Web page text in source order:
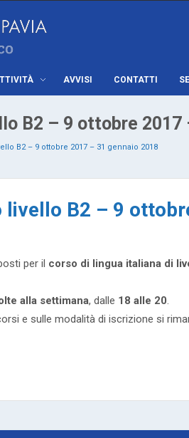
AVVISI CONTATTI
B2 – 9 ottobre 2017
B2 – 9 ottobre 2017 – 31 gennaio 2018
B2 – 9
per il corso di lingua italiana di
alla settimana, dalle 18 alle 20.
e sulle modalità di iscrizione si